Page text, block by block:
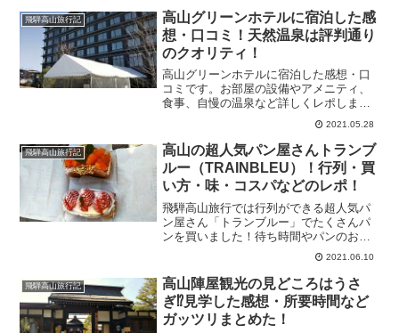
飛騨高山旅行記
高山グリーンホテルに宿泊した感
想・口コミ！天然温泉は評判通り
のクオリティ！
高山グリーンホテルに宿泊した感想・口
コミです。お部屋の設備やアメニティ、
食事、自慢の温泉など詳しくレポしま
2021.05.28
飛騨高山旅行記
高山の超人気パン屋さんトランブ
ルー（TRAINBLEU）！行列・買
い方・味・コスパなどのレポ！
飛騨高山旅行では行列ができる超人気パ
ン屋さん「トランブルー」でたくさんパ
ンを買いました！待ち時間やパンのお味
2021.06.10
飛騨高山旅行記
高山陣屋観光の見どころはうさ
ぎ⁉見学した感想・所要時間など
ガッツリまとめた！